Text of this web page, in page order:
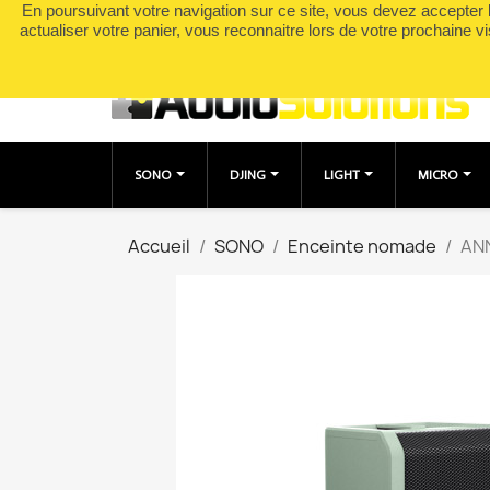
En poursuivant votre navigation sur ce site, vous devez
actualiser votre panier, vous reconnaitre lors de votre prochaine
Appelez-nous :0490049895
SONO DJING LIGHT MICRO
Accueil SONO Enceinte nomade